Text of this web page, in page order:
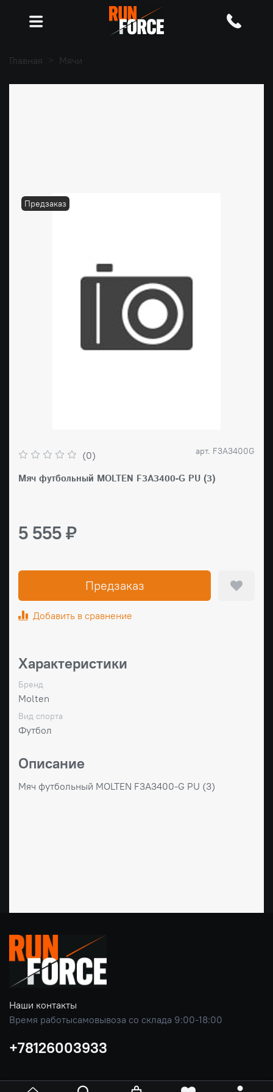
Главная Мячи
Предзаказ
(0) арт. F3A3400G
Мяч футбольный MOLTEN F3A3400-G PU (3)
5 555 ₽
Предзаказ
Добавить в сравнение
Характеристики
Бренд
Molten
Вид спорта
Футбол
Описание
Мяч футбольный MOLTEN F3A3400-G PU (3)
Наши контакты
Время работысамовывоза со склада 9:00-18:00
+78126003933